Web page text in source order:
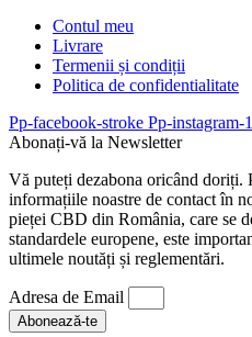
Contul meu
Livrare
Termenii și condiții
Politica de confidentialitate
Pp-facebook-stroke Pp-instagram-1
Abonați-vă la Newsletter
Vă puteți dezabona oricând doriți.
informațiile noastre de contact în
pieței CBD din România, care se
standardele europene, este
ultimele noutăți și reglementări.
Adresa de Email
Abonează-te